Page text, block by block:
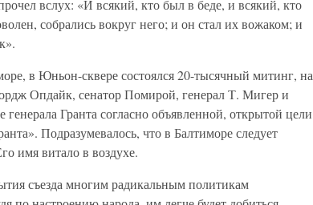
вслух: «И всякий, кто был в беде, и всякий, кто
собрались вокруг него; и он стал их вожаком; и
в Юньон-сквере состоялся 20-тысячный митинг, на
Опдайк, сенатор Помирой, генерал Т. Мигер и
Гранта согласно объявленной, открытой цели
Подразумевалось, что в Балтиморе следует
имя витало в воздухе.
съезда многим радикальным политикам